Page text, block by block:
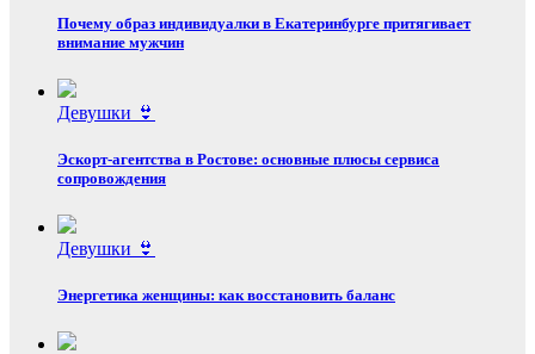
Почему образ индивидуалки в Екатеринбурге притягивает
внимание мужчин
Девушки 👙
Эскорт‑агентства в Ростове: основные плюсы сервиса
сопровождения
Девушки 👙
Энергетика женщины: как восстановить баланс